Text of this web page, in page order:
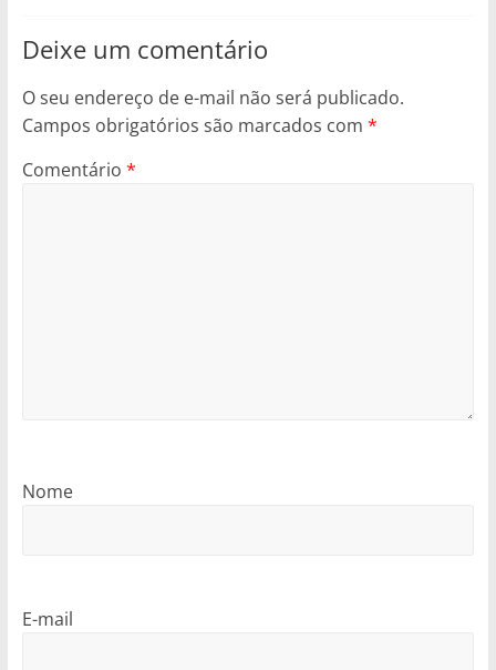
Deixe um comentário
O seu endereço de e-mail não será publicado.
Campos obrigatórios são marcados com *
Comentário *
Nome
E-mail